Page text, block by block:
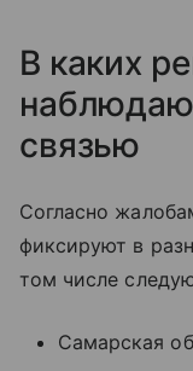
В каких
связью
Согласно
фиксируют в
том числе
Самарская